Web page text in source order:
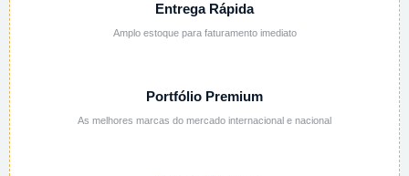
Entrega Rápida
Amplo estoque para faturamento imediato
Portfólio Premium
As melhores marcas do mercado internacional e nacional